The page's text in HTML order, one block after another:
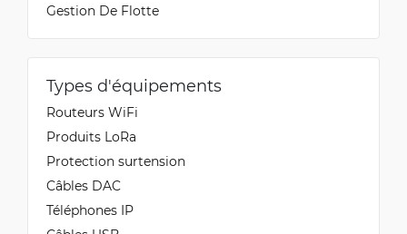
Gestion De Flotte
Types d'équipements
Routeurs WiFi
Produits LoRa
Protection surtension
Câbles DAC
Téléphones IP